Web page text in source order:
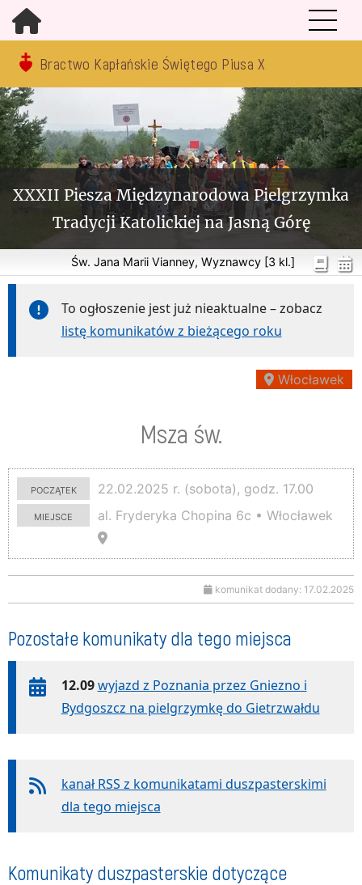
Bractwo Kapłańskie Świętego Piusa X
XXXII Piesza Międzynarodowa Pielgrzymka
Tradycji Katolickiej na Jasną Górę
Św. Jana Marii Vianney, Wyznawcy [3 kl.]
To ogłoszenie jest już nieaktualne – zobacz
listę komunikatów z bieżącego roku
Włocławek
Msza św.
początek
22.02.2025 r. (sobota), godz. 17.00
miejsce
al. Fryderyka Chopina 6c • Włocławek
komunikat dodany: 17.02.2025
Pozostałe komunikaty dla tego miejsca
12.09 wyjazd z Poznania przez Gniezno i
Bydgoszcz na pielgrzymkę do Gietrzwałdu
kanał RSS z komunikatami duszpasterskimi
dla tego miejsca
Komunikaty duszpasterskie dotyczące